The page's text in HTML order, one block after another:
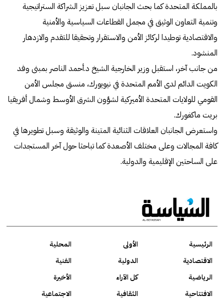
بالمملكة المتحدة كما بحث الجانبان سبل تعزيز الشراكة الستراتيجية
وتنمية التعاون الوثيق في مجمل القطاعات السياسية والأمنية
والاقتصادية توطيدا لركائز الأمن والاستقرار وتحقيقا للتقدم والازدهار
المنشود.
من جانب آخر، استقبل وزير الخارجية الشيخ د.أحمد الناصر بمبنى وفد
الكويت الدائم لدى الأمم المتحدة في نيويورك، منسق مجلس الأمن
القومي للولايات المتحدة الأميركية لشؤون الشرق الأوسط وشمال أفريقيا
بريت ماكغورك.
واستعرض الجانبان العلاقات الثنائية المتينة والوثيقة وسبل تطويرها في
كافة المجالات وعلى مختلف الأصعدة كما تباحثا حول آخر المستجدات
على الساحتين الإقليمية والدولية.
الرئيسية الأولى
المحلية
الاقتصادية
الدولية
الفنية
الرياضية
كل الآراء
الأخيرة
الافتتاحية
الثقافية الاجتماعية